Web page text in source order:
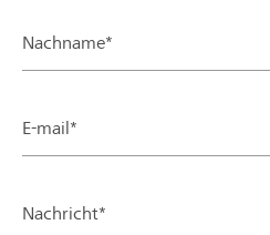
Nachname*
E-mail*
Nachricht*